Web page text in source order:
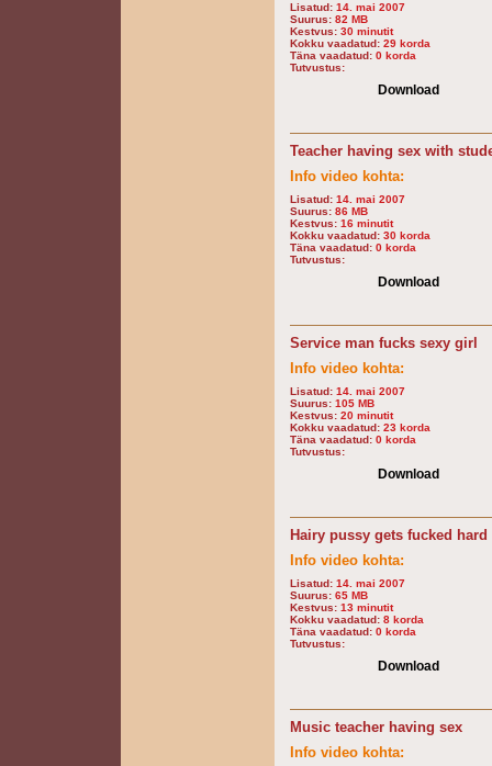
Lisatud: 14. mai 2007
Suurus: 82 MB
Kestvus: 30 minutit
Kokku vaadatud: 29 korda
Täna vaadatud: 0 korda
Tutvustus:
Download
Teacher having sex with
Info video kohta:
Lisatud: 14. mai 2007
Suurus: 86 MB
Kestvus: 16 minutit
Kokku vaadatud: 30 korda
Täna vaadatud: 0 korda
Tutvustus:
Download
Service man fucks sexy girl
Info video kohta:
Lisatud: 14. mai 2007
Suurus: 105 MB
Kestvus: 20 minutit
Kokku vaadatud: 23 korda
Täna vaadatud: 0 korda
Tutvustus:
Download
Hairy pussy gets fucked hard
Info video kohta:
Lisatud: 14. mai 2007
Suurus: 65 MB
Kestvus: 13 minutit
Kokku vaadatud: 8 korda
Täna vaadatud: 0 korda
Tutvustus:
Download
Music teacher having sex
Info video kohta: